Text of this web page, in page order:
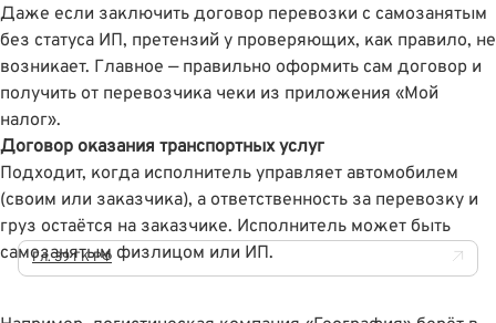
Даже если заключить договор перевозки с самозанятым
без статуса ИП, претензий у проверяющих, как правило, не
возникает. Главное — правильно оформить сам договор и
получить от перевозчика чеки из приложения «Мой
налог».
Договор оказания транспортных услуг
Подходит, когда исполнитель управляет автомобилем
(своим или заказчика), а ответственность за перевозку и
груз остаётся на заказчике. Исполнитель может быть
самозанятым физлицом или ИП.
Гл. 39 ГК РФ